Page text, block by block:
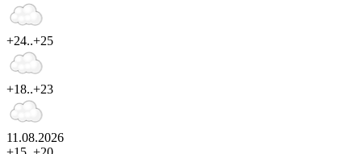
+24..+25
+18..+23
11.08.2026